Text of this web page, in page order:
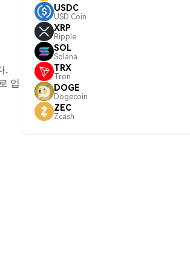
.
업
USDC
USD Coin
XRP
Ripple
SOL
Solana
TRX
Tron
DOGE
Dogecoin
ZEC
Zcash